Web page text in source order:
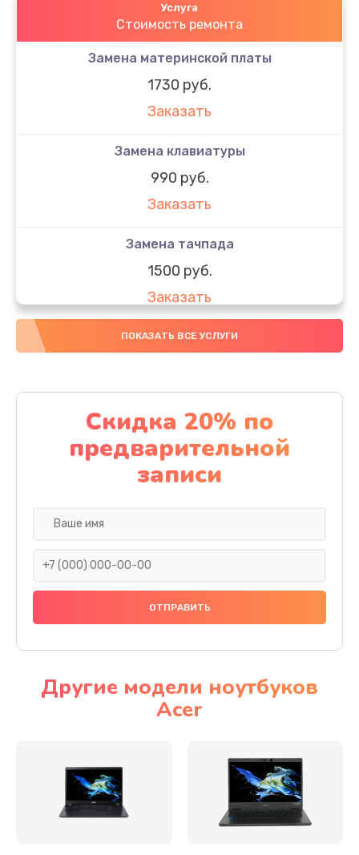
Услуга
Стоимость ремонта
Замена материнской платы
1730 руб.
Заказать
Замена клавиатуры
990 руб.
Заказать
Замена тачпада
1500 руб.
Заказать
Замена южного моста
Заказать
Чистка от пыли
1060 руб.
Заказать
Ремонт подсветки
Настройка BIOS
Замена видеочипа
ПОКАЗАТЬ ВСЕ УСЛУГИ
Скидка 20% по
предварительной
записи
Другие модели ноутбуков
Acer